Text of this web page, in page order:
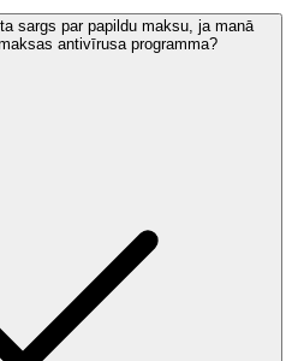
sargs par papildu maksu, ja manā
antivīrusa programma?